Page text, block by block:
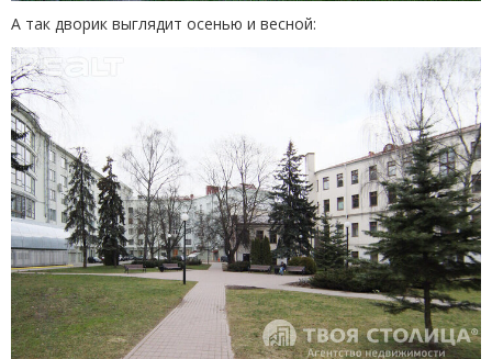
А так дворик выглядит осенью и весной: